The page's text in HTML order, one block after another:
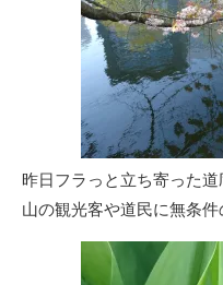
昨日フラっと立ち寄った
山の観光客や道民に無条